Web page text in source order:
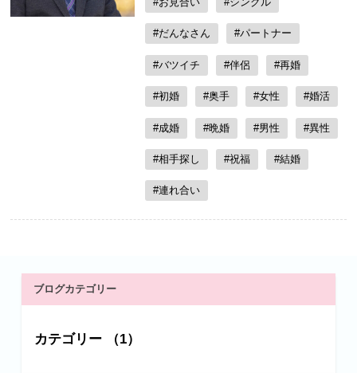
#だんなさん #パートナー
#バツイチ #伴侶 #再婚
#初婚 #奥手 #女性 #婚活
#成婚 #晩婚 #男性 #異性
#相手探し #祝福 #結婚
#連れ合い
ブログカテゴリー
カテゴリー （1）